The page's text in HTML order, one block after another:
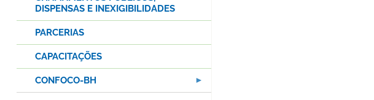
DISPENSAS E INEXIGIBILIDADES
PARCERIAS
CAPACITAÇÕES
CONFOCO-BH